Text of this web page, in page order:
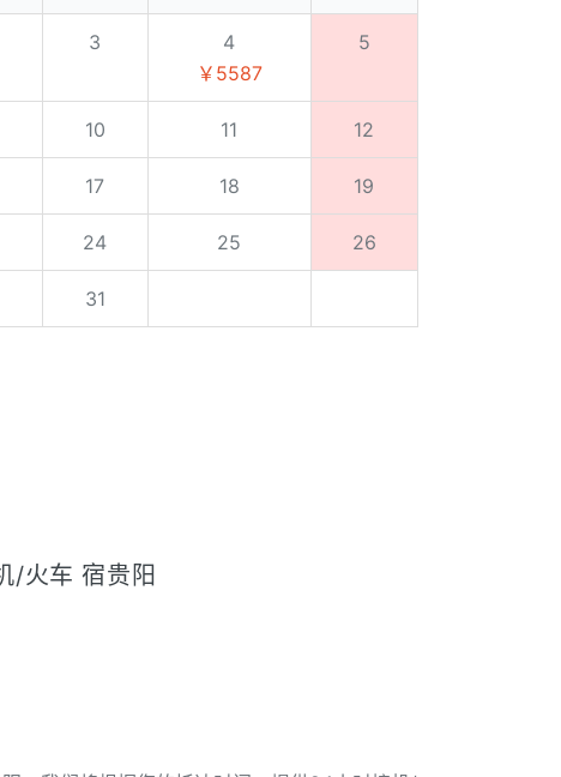
3
4
￥5587
5
10 11 12
17 18 19
24 25 26
31
/火车 宿贵阳